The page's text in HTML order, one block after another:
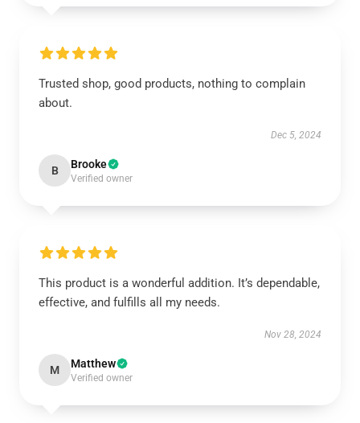
Trusted shop, good products, nothing to complain
about.
Dec 5, 2024
B Brooke
Verified owner
This product is a wonderful addition. It’s dependable,
effective, and fulfills all my needs.
Nov 28, 2024
M Matthew
Verified owner